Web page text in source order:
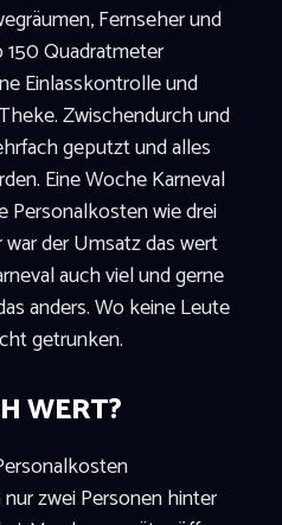
Fernseher und
Quadratmeter
Einlasskontrolle und
Zwischendurch und
geputzt und alles
Eine Woche Karneval
Personalkosten wie drei
der Umsatz das wert
auch viel und gerne
anders. Wo keine Leute
getrunken.
WERT?
zwei Personen hinter